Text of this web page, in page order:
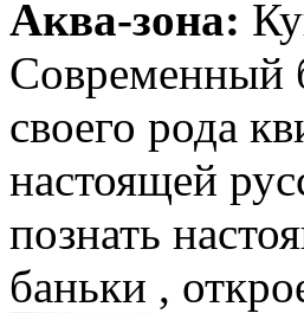
Аква-зона:
Современный
своего рода
настоящей
познать
баньки ,